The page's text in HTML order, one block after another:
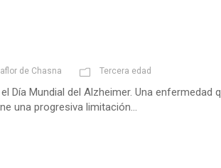
de Chasna Tercera edad
Día Mundial del Alzheimer. Una enfermedad
una progresiva limitación...